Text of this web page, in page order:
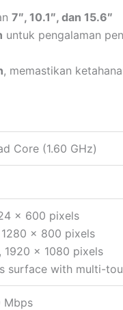
7″, 10.1″, dan 15.6″
untuk pengalaman
, memastikan
Core (1.60 GHz)
x 600 pixels
1280 x 800 pixels
1920 x 1080 pixels
surface with multi-
Mbps